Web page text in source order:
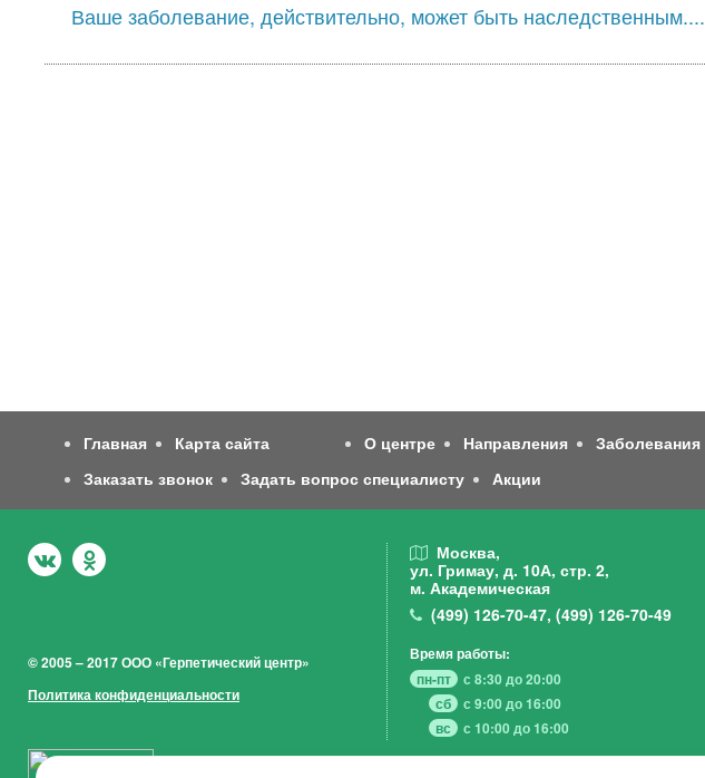
Ваше заболевание, действительно, может быть наследственным....
Главная Карта сайта О центре Направления Заболевания
Заказать звонок
Задать вопрос специалисту Акции
© 2005 – 2017 ООО «Герпетический центр»
Политика конфиденциальности
Москва,
ул. Гримау, д. 10А, стр. 2,
м. Академическая
(499) 126-70-47, (499) 126-70-49
Время работы:
пн-пт
с 8:30 до 20:00
сб
с 9:00 до 16:00
вс
с 10:00 до 16:00